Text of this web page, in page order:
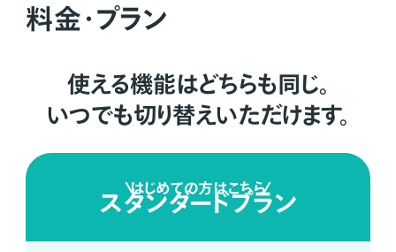
料金・プラン
使える機能はどちらも同じ。
いつでも切り替えいただけます。
はじめての方はこちら
スタンダードプラン